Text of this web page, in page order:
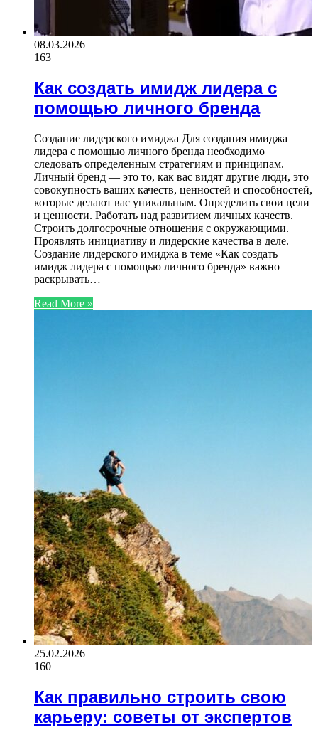
08.03.2026
163
Как создать имидж лидера с
помощью личного бренда
Создание лидерского имиджа Для создания имиджа
лидера с помощью личного бренда необходимо
следовать определенным стратегиям и принципам.
Личный бренд — это то, как вас видят другие люди, это
совокупность ваших качеств, ценностей и способностей,
которые делают вас уникальным. Определить свои цели
и ценности. Работать над развитием личных качеств.
Строить долгосрочные отношения с окружающими.
Проявлять инициативу и лидерские качества в деле.
Создание лидерского имиджа в теме «Как создать
имидж лидера с помощью личного бренда» важно
раскрывать…
Read More »
25.02.2026
160
Как правильно строить свою
карьеру: советы от экспертов